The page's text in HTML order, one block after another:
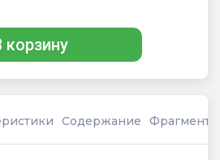
корзину
Содержание Фрагмент